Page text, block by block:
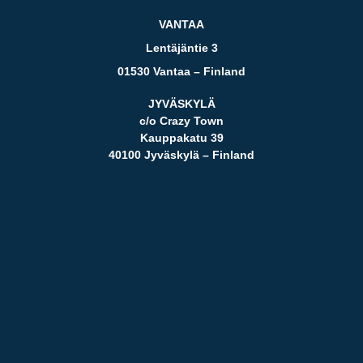
VANTAA
Lentäjäntie 3
01530 Vantaa – Finland
JYVÄSKYLÄ
c/o Crazy Town
Kauppakatu 39
40100 Jyväskylä – Finland